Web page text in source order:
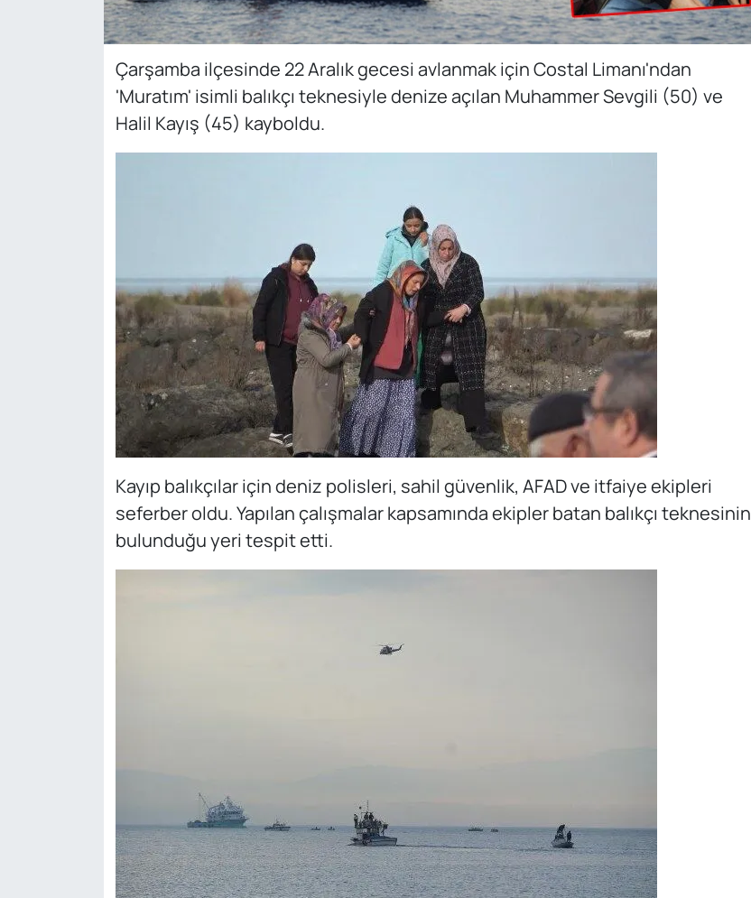
Çarşamba ilçesinde 22 Aralık gecesi avlanmak için Costal Limanı'ndan
'Muratım' isimli balıkçı teknesiyle denize açılan Muhammer Sevgili (50) ve
Halil Kayış (45) kayboldu.
Kayıp balıkçılar için deniz polisleri, sahil güvenlik, AFAD ve itfaiye ekipleri
seferber oldu. Yapılan çalışmalar kapsamında ekipler batan balıkçı teknesinin
bulunduğu yeri tespit etti.